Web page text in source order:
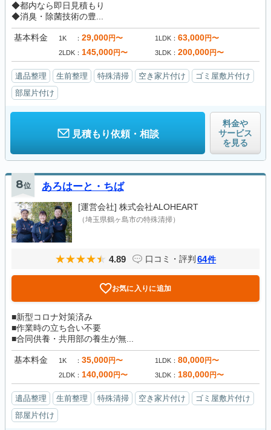
◆都内なら即日見積もり
◆消臭・除菌技術の豊...
基本料金 1K 29,000円〜 1LDK 63,000円〜
2LDK 145,000円〜 3LDK 200,000円〜
遺品整理 生前整理 特殊清掃 空き家片付け
ゴミ屋敷片付け
部屋片付け
見積もり依頼・相談
料金や
サービス
を見る
8位 あろはーと・ちば
[運営会社] 株式会社ALOHEART
（埼玉県鶴ヶ島市の特殊清掃）
4.89 口コミ・評判 64件
お気に入りに追加
■新型コロナ対策済み
■作業時の立ち合い不要
■合同供養・共用部の養生が無...
基本料金 1K 35,000円〜 1LDK 80,000円〜
2LDK 140,000円〜 3LDK 180,000円〜
遺品整理 生前整理 特殊清掃 空き家片付け
ゴミ屋敷片付け
部屋片付け